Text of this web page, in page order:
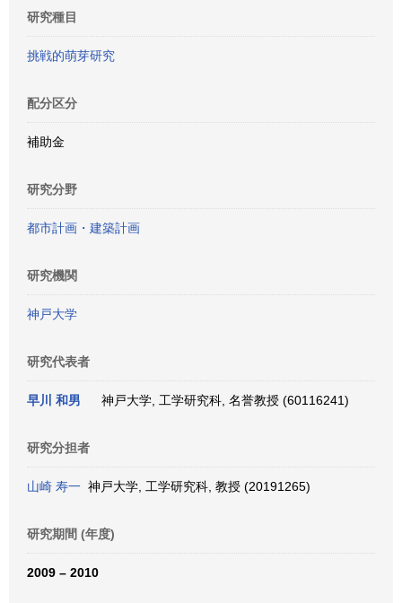
研究種目
挑戦的萌芽研究
配分区分
補助金
研究分野
都市計画・建築計画
研究機関
神戸大学
研究代表者
早川 和男 神戸大学, 工学研究科, 名誉教授 (60116241)
研究分担者
山崎 寿一 神戸大学, 工学研究科, 教授 (20191265)
研究期間 (年度)
2009 – 2010